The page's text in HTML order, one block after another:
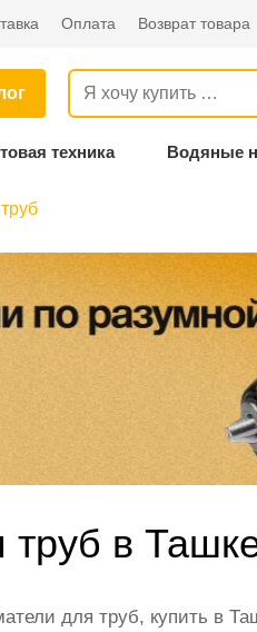
Оплата Возврат товара
техника Водяные
в
для труб, купить в